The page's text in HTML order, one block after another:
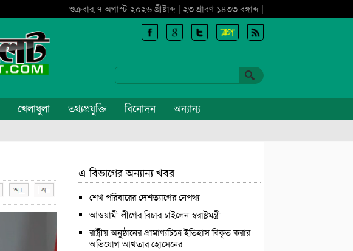
শুক্রবার, ৭ অগাস্ট ২০২৬ খ্রীষ্টাব্দ | ২৩ শ্রাবণ ১৪৩৩ বঙ্গাব্দ |
খেলাধুলা তথ্যপ্রযুক্তি বিনোদন অন্যান্য
এ বিভাগের অন্যান্য খবর
শেখ পরিবারের দেশত্যাগের নেপথ্য
আওয়ামী লীগের বিচার চাইলেন স্বরাষ্ট্রমন্ত্রী
রাষ্ট্রীয় অনুষ্ঠানের প্রামাণ্যচিত্রে ইতিহাস বিকৃত করার
অভিযোগ আখতার হোসেনের